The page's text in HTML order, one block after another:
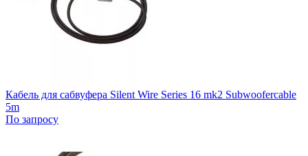
Кабель для сабвуфера Silent Wire Series 16 mk2 Subwoofercable
5m
По запросу